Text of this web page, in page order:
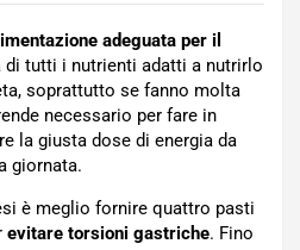
adeguata per il
di tutti i nutrienti adatti a nutrirlo
soprattutto se fanno molta
necessario per fare in
la giusta dose di energia da
giornata.
è meglio fornire quattro pasti
evitare torsioni gastriche. Fino